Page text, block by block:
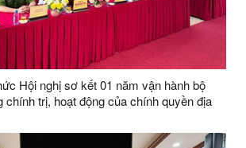
Hội nghị sơ kết 01 năm vận hành bộ
chính trị, hoạt động của chính quyền địa
tổ chức các thôn sau sáp nhập trên địa